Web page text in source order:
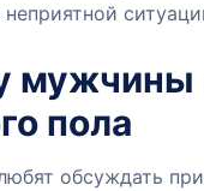
мужчины
пола
обсуждать